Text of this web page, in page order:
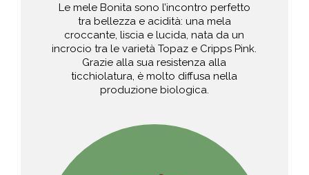
Le mele Bonita sono l’incontro perfetto
tra bellezza e acidità: una mela
croccante, liscia e lucida, nata da un
incrocio tra le varietà Topaz e Cripps Pink.
Grazie alla sua resistenza alla
ticchiolatura, è molto diffusa nella
produzione biologica.